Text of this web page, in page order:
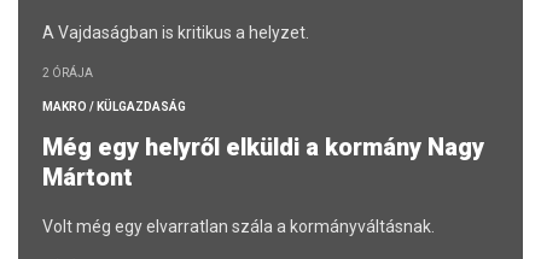
A Vajdaságban is kritikus a helyzet.
2 ÓRÁJA
MAKRO / KÜLGAZDASÁG
Még egy helyről elküldi a kormány Nagy
Mártont
Volt még egy elvarratlan szála a kormányváltásnak.